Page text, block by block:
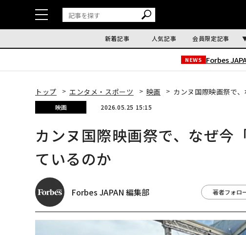
新着記事 人気記事 会員限定記事
NEWS Forbes
トップ エンタメ・スポーツ 映画 カンヌ国際映画祭で
映画 2026.05.25 15:15
カンヌ国際映画祭で、なぜ今
ているのか
Forbes JAPAN 編集部 著者フォロ